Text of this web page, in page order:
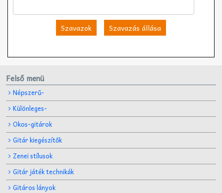
Szavazok Szavazás állása
Felső menü
Népszerű-
Különleges-
Okos-gitárok
Gitár kiegészítők
Zenei stílusok
Gitár játék technikák
Gitáros lányok